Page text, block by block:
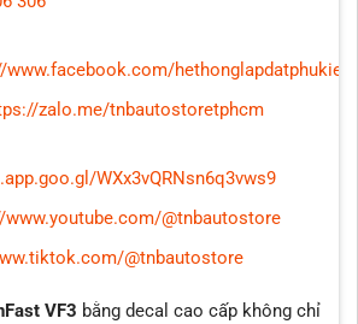
www.facebook.com/
zalo.me/tnbautostoretphcm
WXx3vQRNsn6q3vws9
www.youtube.com/@tnbautostore
@tnbautostore
VF3 bằng decal cao cấp không chỉ